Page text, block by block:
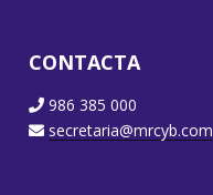
CONTACTA
986 385 000
secretaria@mrcyb.com